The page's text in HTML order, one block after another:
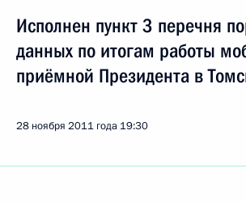
Исполнен пункт 3 перечня
данных по итогам работы
приёмной Президента в
28 ноября 2011 года 19:30